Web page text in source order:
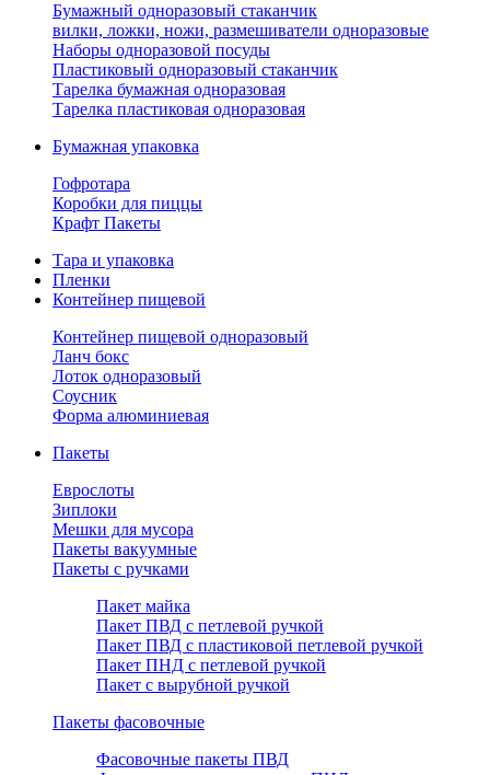
Бумажный одноразовый стаканчик
вилки, ложки, ножи, размешиватели одноразовые
Наборы одноразовой посуды
Пластиковый одноразовый стаканчик
Тарелка бумажная одноразовая
Тарелка пластиковая одноразовая
Бумажная упаковка
Гофротара
Коробки для пиццы
Крафт Пакеты
Тара и упаковка
Пленки
Контейнер пищевой
Контейнер пищевой одноразовый
Ланч бокс
Лоток одноразовый
Соусник
Форма алюминиевая
Пакеты
Еврослоты
Зиплоки
Мешки для мусора
Пакеты вакуумные
Пакеты с ручками
Пакет майка
Пакет ПВД с петлевой ручкой
Пакет ПВД с пластиковой петлевой ручкой
Пакет ПНД с петлевой ручкой
Пакет с вырубной ручкой
Пакеты фасовочные
Фасовочные пакеты ПВД